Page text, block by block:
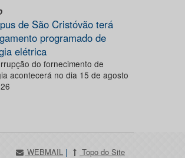
de São Cristóvão terá
programado de
elétrica
do fornecimento de
acontecerá no dia 15 de agosto
WEBMAIL | Topo do Site